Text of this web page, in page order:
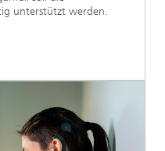
unterstützt werden.